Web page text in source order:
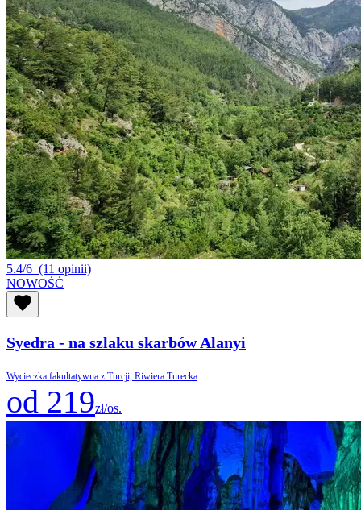
5.4/6 (11 opinii)
NOWOŚĆ
Syedra - na szlaku skarbów Alanyi
Wycieczka fakultatywna z Turcji, Riwiera Turecka
od 219zł/os.